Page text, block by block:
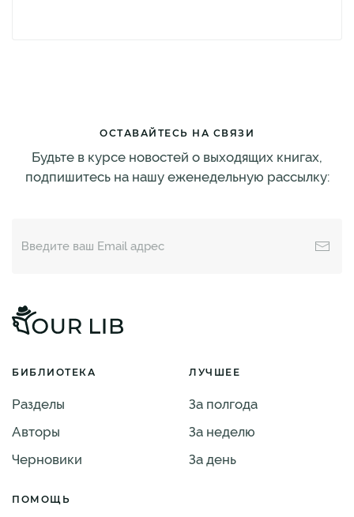
ОСТАВАЙТЕСЬ НА СВЯЗИ
Будьте в курсе новостей о выходящих книгах,
подпишитесь на нашу еженедельную рассылку:
БИБЛИОТЕКА
Разделы
Авторы
Черновики
ЛУЧШЕЕ
За полгода
За неделю
За день
ПОМОЩЬ